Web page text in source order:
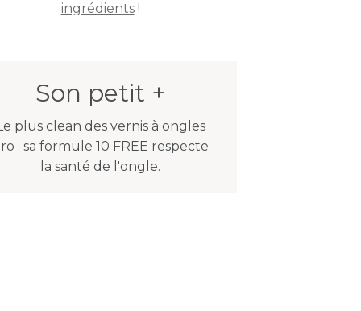
ingrédients!
Son petit +
plus clean des vernis à ongles
: sa formule 10 FREE respecte
la santé de l'ongle.